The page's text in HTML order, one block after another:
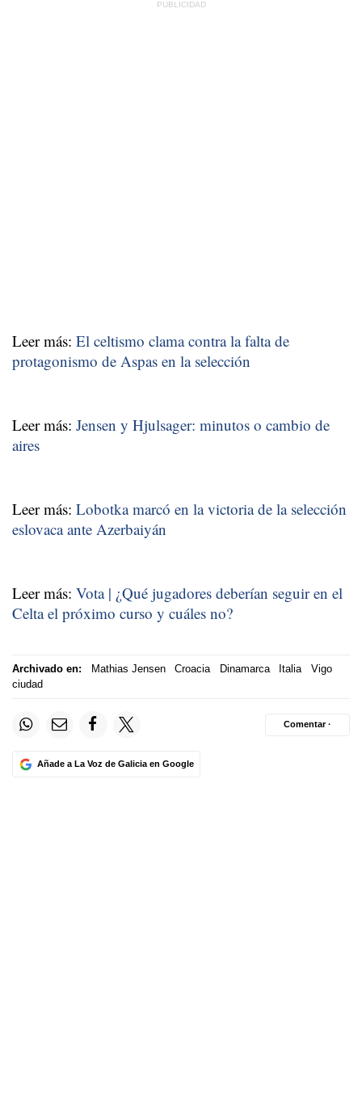
Leer más: El celtismo clama contra la falta de
protagonismo de Aspas en la selección
Leer más: Jensen y Hjulsager: minutos o cambio de
aires
Leer más: Lobotka marcó en la victoria de la selección
eslovaca ante Azerbaiyán
Leer más: Vota | ¿Qué jugadores deberían seguir en el
Celta el próximo curso y cuáles no?
Archivado en: Mathias Jensen Croacia Dinamarca Italia
Vigo
ciudad
Añade a La Voz de Galicia en Google
Comentar ·